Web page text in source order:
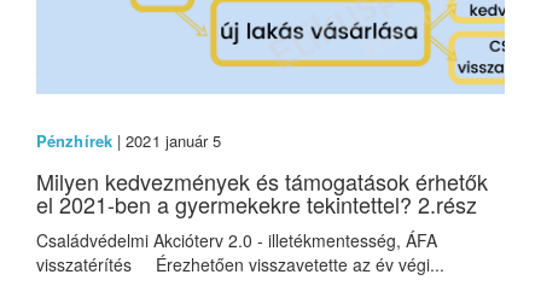
Pénzhírek| 2021 január 5
Milyen kedvezmények és támogatások érhetők
el 2021-ben a gyermekekre tekintettel? 2.rész
Családvédelmi Akcióterv 2.0 - illetékmentesség, ÁFA
visszatérítés Érezhetően visszavetette az év végi...